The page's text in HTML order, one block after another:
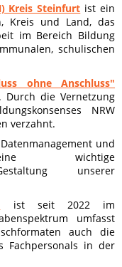
Kreis Steinfurt ist ein
Kreis und Land, das
im Bereich Bildung
schulischen
ohne Anschluss"
die Vernetzung
NRW
verzahnt.
und
eine wichtige
unserer
ist seit 2022 im
umfasst
auch die
Fachpersonals in der